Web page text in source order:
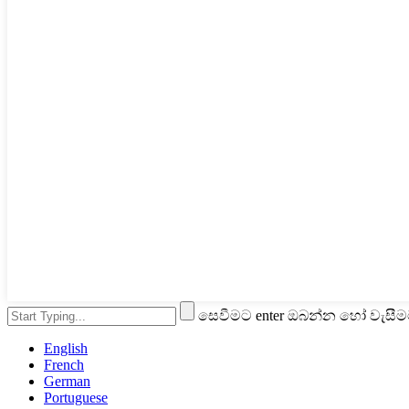
සෙවීමට enter ඔබන්න හෝ
English
French
German
Portuguese